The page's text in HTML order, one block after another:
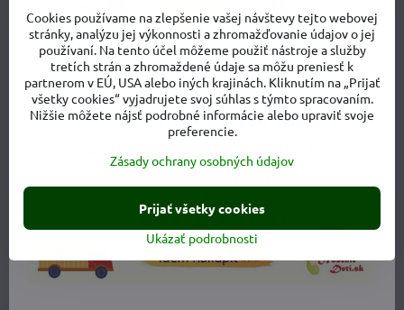
Tričko na dojčenie Katarína
dlhý rukáv Čierne
Tričko na dojčenie Katarína dlhý rukáv Čierne - Veľkosť:
Tričko na dojčenie Katarína dlhý rukáv Čierne - Veľkosť:
Tričko na dojčenie Katarína dlhý rukáv Čierne - Veľkosť:
Tričko na dojčenie Katarína dlhý rukáv Čierne -
L/XL
Cookies používame na zlepšenie vašej návštevy tejto webovej
stránky, analýzu jej výkonnosti a zhromažďovanie údajov o jej
používaní. Na tento účel môžeme použiť nástroje a služby
tretích strán a zhromaždené údaje sa môžu preniesť k
partnerom v EÚ, USA alebo iných krajinách. Kliknutím na „Prijať
všetky cookies“ vyjadrujete svoj súhlas s týmto spracovaním.
Nižšie môžete nájsť podrobné informácie alebo upraviť svoje
preferencie.
Zásady ochrany osobných údajov
Ukázať podrobnosti
Prijať všetky cookies